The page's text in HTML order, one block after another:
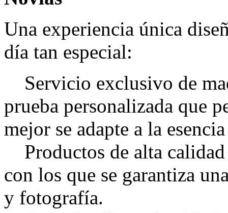
Una experiencia única
día tan especial:
Servicio exclusivo de
prueba personalizada que
mejor se adapte a la
Productos de alta
con los que se garantiza
y fotografía.